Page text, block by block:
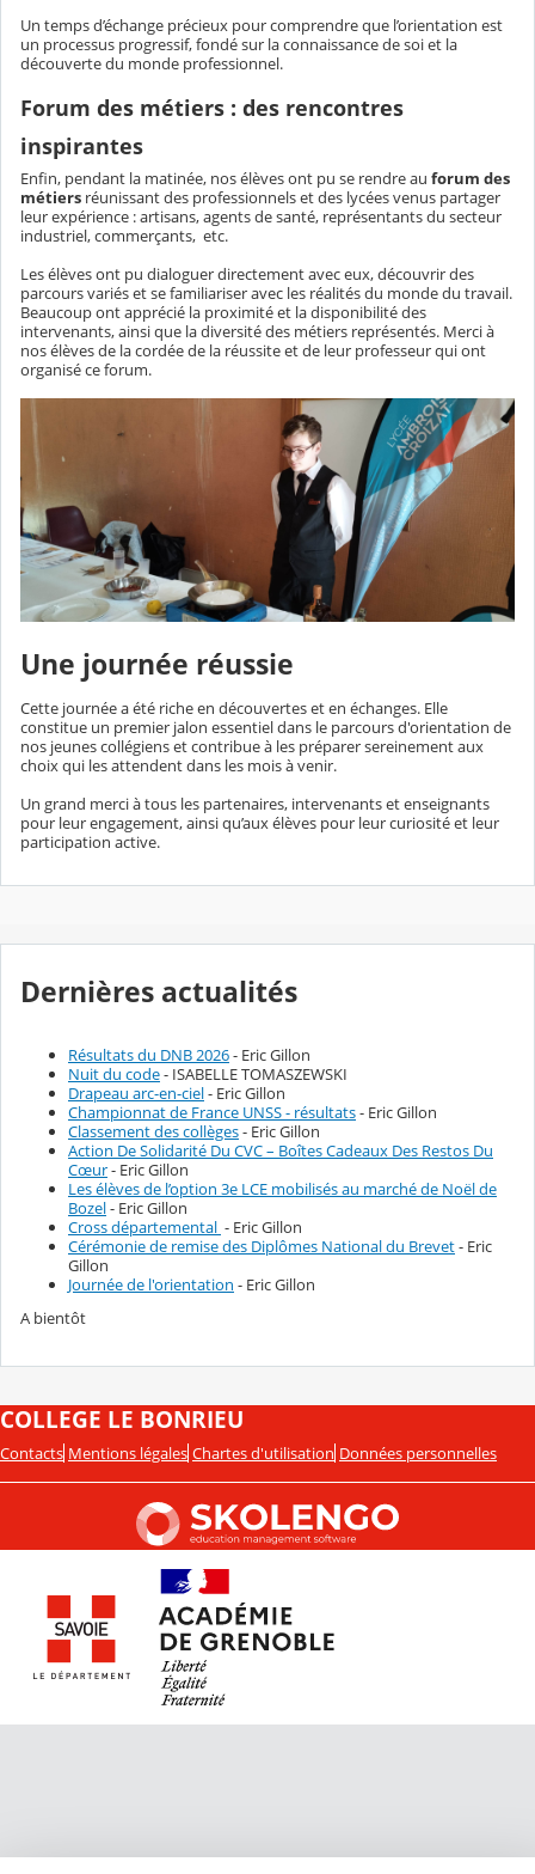
Un temps d’échange précieux pour comprendre que l’orientation est
un processus progressif, fondé sur la connaissance de soi et la
découverte du monde professionnel.
Forum des métiers : des rencontres
inspirantes
Enfin, pendant la matinée, nos élèves ont pu se rendre au forum des
métiers réunissant des professionnels et des lycées venus partager
leur expérience : artisans, agents de santé, représentants du secteur
industriel, commerçants, etc.
Les élèves ont pu dialoguer directement avec eux, découvrir des
parcours variés et se familiariser avec les réalités du monde du travail.
Beaucoup ont apprécié la proximité et la disponibilité des
intervenants, ainsi que la diversité des métiers représentés. Merci à
nos élèves de la cordée de la réussite et de leur professeur qui ont
organisé ce forum.
Une journée réussie
Cette journée a été riche en découvertes et en échanges. Elle
constitue un premier jalon essentiel dans le parcours d'orientation de
nos jeunes collégiens et contribue à les préparer sereinement aux
choix qui les attendent dans les mois à venir.
Un grand merci à tous les partenaires, intervenants et enseignants
pour leur engagement, ainsi qu’aux élèves pour leur curiosité et leur
participation active.
Dernières actualités
Résultats du DNB 2026- Eric Gillon
Nuit du code- ISABELLE TOMASZEWSKI
Drapeau arc-en-ciel- Eric Gillon
Championnat de France UNSS - résultats- Eric Gillon
Classement des collèges- Eric Gillon
Action De Solidarité Du CVC – Boîtes Cadeaux Des Restos Du
Cœur- Eric Gillon
Les élèves de l’option 3e LCE mobilisés au marché de Noël de
Bozel- Eric Gillon
Cross départemental - Eric Gillon
Cérémonie de remise des Diplômes National du Brevet- Eric
Gillon
Journée de l'orientation - Eric Gillon
A bientôt
COLLEGE LE BONRIEU
Contacts Mentions légales Chartes d'utilisation Données personnelles